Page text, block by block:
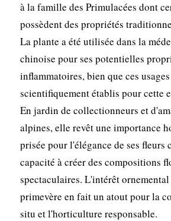
à la famille des Primulacées dont
possèdent des propriétés
La plante a été utilisée dans la
chinoise pour ses potentielles
inflammatoires, bien que ces
scientifiquement établis pour cette
En jardin de collectionneurs et
alpines, elle revêt une importance
prisée pour l'élégance de ses fleurs
capacité à créer des compositions
spectaculaires. L'intérêt ornemental
primevère en fait un atout pour la
situ et l'horticulture responsable.